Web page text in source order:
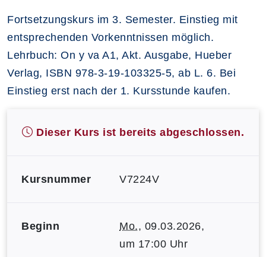
Fortsetzungskurs im 3. Semester. Einstieg mit
entsprechenden Vorkenntnissen möglich.
Lehrbuch: On y va A1, Akt. Ausgabe, Hueber
Verlag, ISBN 978-3-19-103325-5, ab L. 6. Bei
Einstieg erst nach der 1. Kursstunde kaufen.
Dieser Kurs ist bereits abgeschlossen.
Kursnummer V7224V
Beginn Mo., 09.03.2026,
um 17:00 Uhr